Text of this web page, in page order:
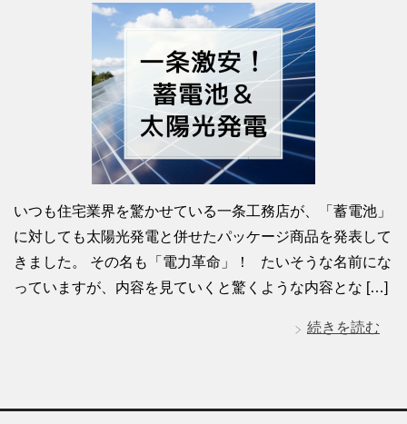
いつも住宅業界を驚かせている一条工務店が、「蓄電池」
に対しても太陽光発電と併せたパッケージ商品を発表して
きました。 その名も「電力革命」！ たいそうな名前にな
っていますが、内容を見ていくと驚くような内容とな […]
続きを読む